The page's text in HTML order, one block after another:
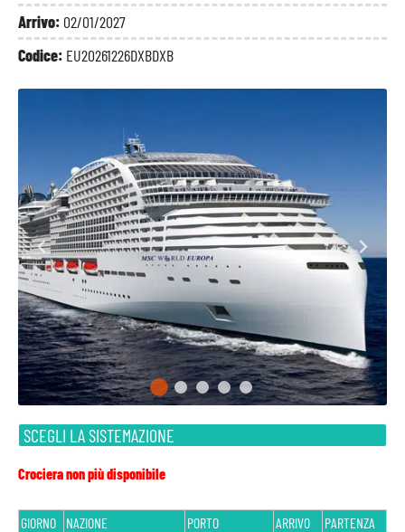
Arrivo: 02/01/2027
Codice: EU20261226DXBDXB
SCEGLI LA SISTEMAZIONE
Crociera non più disponibile
GIORNO NAZIONE PORTO ARRIVO PARTENZA